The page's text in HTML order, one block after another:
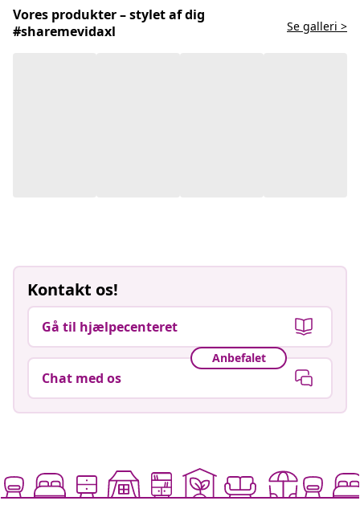
Vores produkter – stylet af dig
#sharemevidaxl
Se galleri >
Kontakt os!
Gå til hjælpecenteret
Anbefalet
Chat med os